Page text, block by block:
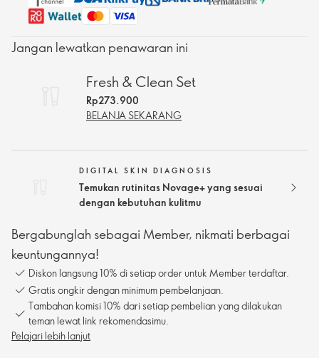
Jangan lewatkan penawaran ini
Fresh & Clean Set
Rp273.900
BELANJA SEKARANG
DIGITAL SKIN DIAGNOSIS
Temukan rutinitas Novage+ yang sesuai
dengan kebutuhan kulitmu
Bergabunglah sebagai Member, nikmati berbagai
keuntungannya!
Diskon langsung 10% di setiap order untuk Member terdaftar.
Gratis ongkir dengan minimum pembelanjaan.
Tambahan komisi 10% dari setiap pembelian yang dilakukan
teman lewat link rekomendasimu.
Pelajari lebih lanjut